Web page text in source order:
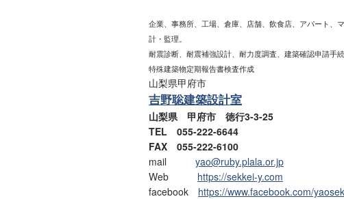
企業、事務所、工場、倉庫、店舗、飲食店、アパート、
計・監理。
耐震診断、耐震補強設計、耐力度調査、建築確認申請手続
特殊建築物定期報告書検査作成
山梨県甲府市
吉野聡建築設計室
山梨県 甲府市 徳行3-3-25
TEL 055-222-6644
FAX 055-222-6100
mail yao@ruby.plala.or.jp
Web https://sekkei-y.com
facebook https://www.facebook.com/